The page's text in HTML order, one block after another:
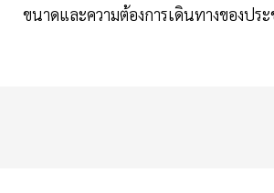
ขนาดและความต้องการเดินทางของปร